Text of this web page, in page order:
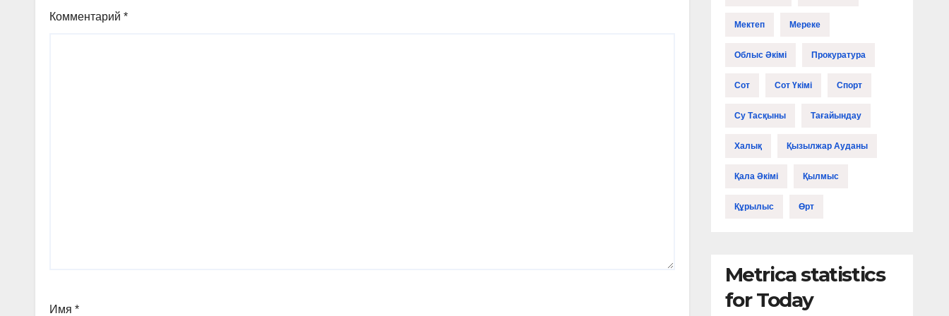
Комментарий *
Имя *
Мектеп Мереке
Облыс Әкімі Прокуратура
Сот Сот Үкімі Спорт
Су Тасқыны Тағайындау
Халық Қызылжар Ауданы
Қала Әкімі Қылмыс
Құрылыс Өрт
Metrica statistics
for Today